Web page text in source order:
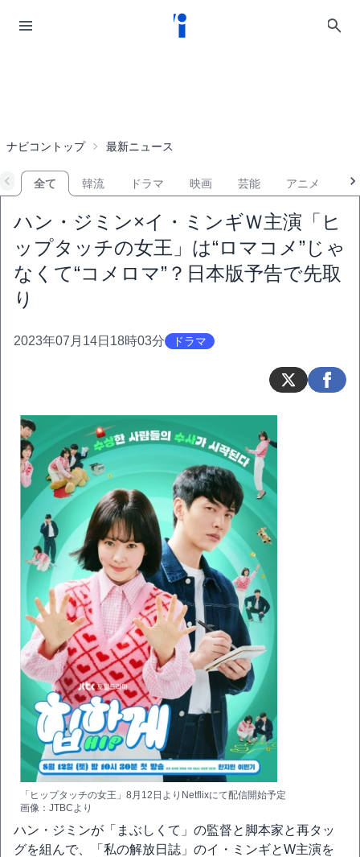
ナビコントップ 最新ニュース
全て 韓流 ドラマ 映画 芸能 アニメ
ハン・ジミン×イ・ミンギＷ主演「ヒ
ップタッチの女王」は“ロマコメ”じゃ
なくて“コメロマ”？日本版予告で先取
り
2023年07月14日18時03分 ドラマ
「ヒップタッチの女王」8月12日よりNetflixにて配信開始予定
画像：JTBCより
ハン・ジミンが「まぶしくて」の監督と脚本家と再タッ
グを組んで、「私の解放日誌」のイ・ミンギとW主演を